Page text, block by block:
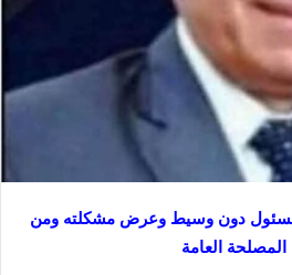
دون وسيط وعرض مشكلته ومن
العامة